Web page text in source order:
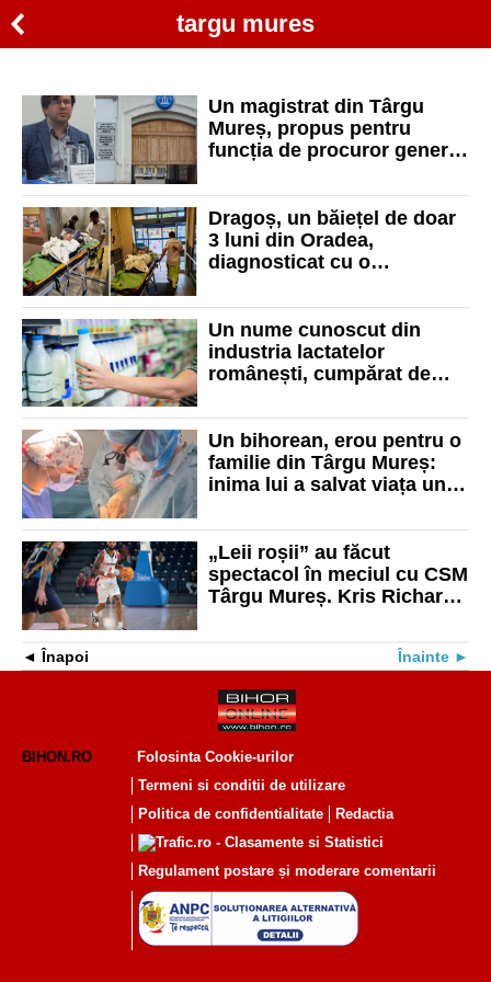
targu mures
Un magistrat din Târgu
Mureș, propus pentru
funcția de procuror general
de Apel Oradea
Dragoș, un băiețel de doar
3 luni din Oradea,
diagnosticat cu o
operat de urgență în Târgu
Mureș
Un nume cunoscut din
industria lactatelor
românești, cumpărat de
Un bihorean, erou pentru o
familie din Târgu Mureș:
inima lui a salvat viața unui
„Leii roșii” au făcut
spectacol în meciul cu CSM
Târgu Mureș. Kris Richard
Înapoi Înainte
BIHON.RO
Folosinta Cookie-urilor
Termeni si conditii de utilizare
Politica de confidentialitate
Redactia
Regulament postare și moderare comentarii